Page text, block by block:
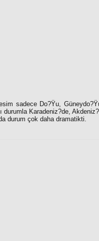
sadece Do?Ÿu,
durumla Karadeniz?de,
durum çok daha dramatikti.